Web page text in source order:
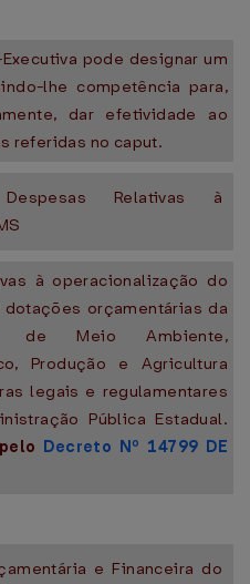
pode designar um
lhe competência para,
dar efetividade ao
referidas no caput.
Relativas à
à operacionalização do
orçamentárias da
de Meio Ambiente,
Produção e Agricultura
legais e regulamentares
Pública Estadual.
Decreto Nº 14799 DE
e Financeira do